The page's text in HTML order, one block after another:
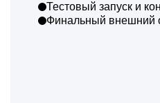
Тестовый запуск и
Финальный внешний